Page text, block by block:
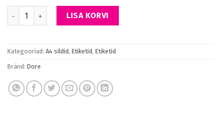
Sildid suurus 70 mm x 36 mm kogus
LISA KORVI
Kategooriad: A4 sildid, Etiketid, Etiketid
Bränd: Dore